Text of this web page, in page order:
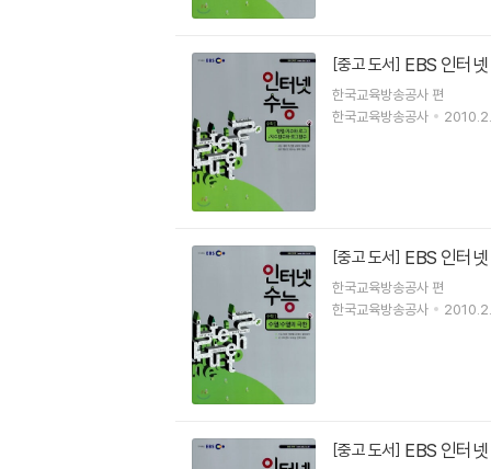
[중고 도서] EBS 인터
한국교육방송공사 편
한국교육방송공사
[중고 도서] EBS 인터
한국교육방송공사 편
한국교육방송공사
[중고 도서] EBS 인터